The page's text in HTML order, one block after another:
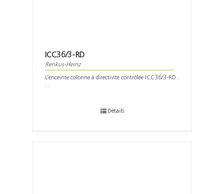
ICC36/3-RD
Renkus-Heinz
L’enceinte colonne à directivité contrôlée ICC36/3-RD .
. .
Détails